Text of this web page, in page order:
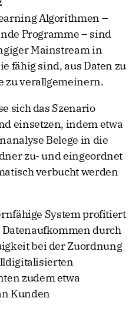
Algorithmen –
Programme – sind
Mainstream in
fähig sind, aus Daten zu
zu verallgemeinern.
sich das Szenario
einsetzen, indem etwa
Belege in die
zu- und eingeordnet
verbucht werden
System profitiert
durch
bei der Zuordnung
zudem etwa
Kunden